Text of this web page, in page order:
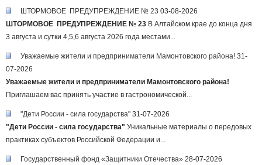
ШТОРМОВОЕ ПРЕДУПРЕЖДЕНИЕ № 23 03-08-2026
ШТОРМОВОЕ ПРЕДУПРЕЖДЕНИЕ № 23 В Алтайском крае до конца дня
3 августа и сутки 4,5,6 августа 2026 года местами...
Уважаемые жители и предприниматели Мамонтовского района! 31-
07-2026
Уважаемые жители и предприниматели Мамонтовского района!
Приглашаем вас принять участие в гастрономической...
"Дети России - сила государства" 31-07-2026
"Дети России - сила государства" Уникальные материалы о передовых
практиках субъектов Российской Федерации и...
Государственный фонд «Защитники Отечества» 28-07-2026